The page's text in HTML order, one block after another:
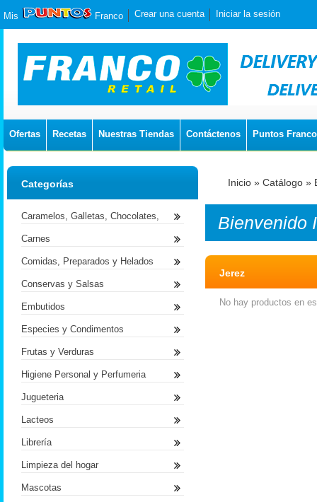
Mis Franco Crear una cuenta Iniciar la sesión
Ofertas Recetas Nuestras Tiendas Contáctenos Puntos Franco
Inicio » Catálogo »
Bienvenido
Jerez
No hay productos en
Categorías
Caramelos, Galletas, Chocolates,
Carnes
Comidas, Preparados y Helados
Conservas y Salsas
Embutidos
Especies y Condimentos
Frutas y Verduras
Higiene Personal y Perfumeria
Jugueteria
Lacteos
Librería
Limpieza del hogar
Mascotas